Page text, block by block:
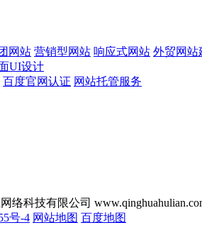
网站 营销型网站 响应式网站 外贸网站
UI设计
百度官网认证 网站托管服务
科技有限公司
号-4 网站地图 百度地图